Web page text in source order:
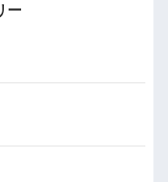
ー